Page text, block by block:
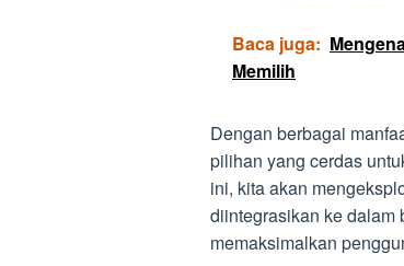
Baca juga:
Memilih
Dengan berbagai
pilihan yang cerdas
ini, kita akan
diintegrasikan ke dalam
memaksimalkan